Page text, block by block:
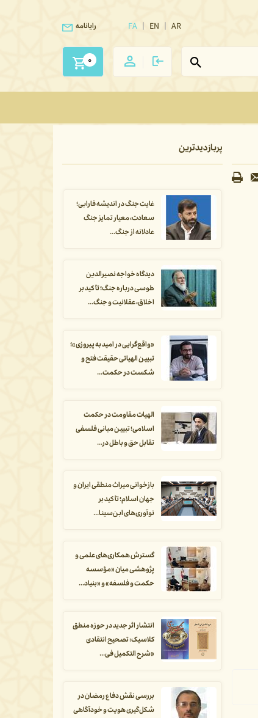
FA EN AR رایانامه
0
پربازدیدترین
غایت جنگ در اندیشه فارابی؛
سعادت، معیار تمایز جنگ
عادلانه از جنگ...
دیدگاه خواجه نصیرالدین
طوسی درباره جنگ؛ تأکید بر
اخلاق، عقلانیت و جنگ...
«واقع‌گرایی در امید به پیروزی»؛
تبیین الهیاتی حقیقت فتح و
شکست در حکمت...
الهیات مقاومت در حکمت
اسلامی؛ تبیین مبانی فلسفی
تقابل حق و باطل در...
بازخوانی میراث منطقی ایران و
جهان اسلام؛ تأکید بر
نوآوری‌های ابن‌سینا...
گسترش همکاری‌های علمی و
پژوهشی میان «مؤسسه
حکمت و فلسفه» و «بنیاد...
انتشار اثر جدید در حوزه منطق
کلاسیک: تصحیح انتقادی
«شرح التکمیل فی...
بررسی نقش دفاع رمضان در
شکل‌گیری هویت و خودآگاهی